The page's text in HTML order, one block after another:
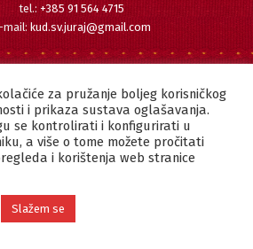
tel.: +385 91 564 4715
mail: kud.sv.juraj@gmail.com
Facebook
Instagram
YouTube
JURAJ" DRAGANIĆ | Sva prava pridržana.
za pružanje boljeg korisničkog
i prikaza sustava oglašavanja.
se kontrolirati i konfigurirati u
a više o tome možete pročitati
i korištenja web stranice
Slažem se